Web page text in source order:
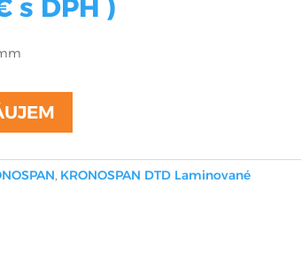
s DPH )
KRONOSPAN DTD Laminované